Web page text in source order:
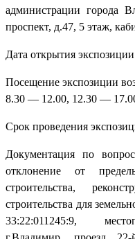
администрации города
проспект, д.47, 5 этаж,
Дата открытия
Посещение экспозиции
8.30 — 12.00, 12.30 —
Срок проведения
Документация по
отклонение от
строительства,
строительства для
33:22:011245:9,